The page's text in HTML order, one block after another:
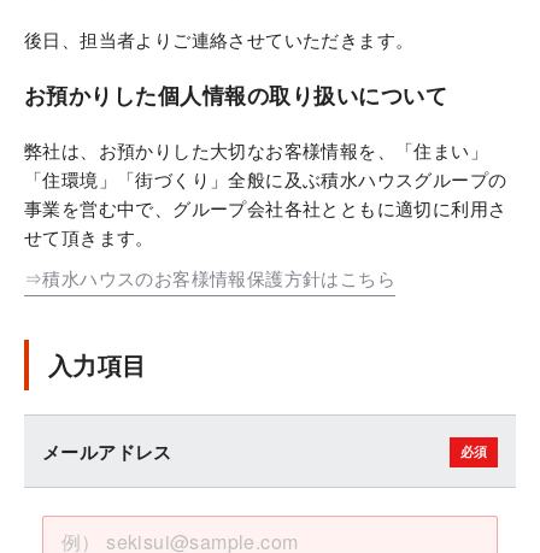
後日、担当者よりご連絡させていただきます。
お預かりした個人情報の取り扱いについて
弊社は、お預かりした大切なお客様情報を、「住まい」
「住環境」「街づくり」全般に及ぶ積水ハウスグループの
事業を営む中で、グループ会社各社とともに適切に利用さ
せて頂きます。
⇒積水ハウスのお客様情報保護方針はこちら
入力項目
メールアドレス